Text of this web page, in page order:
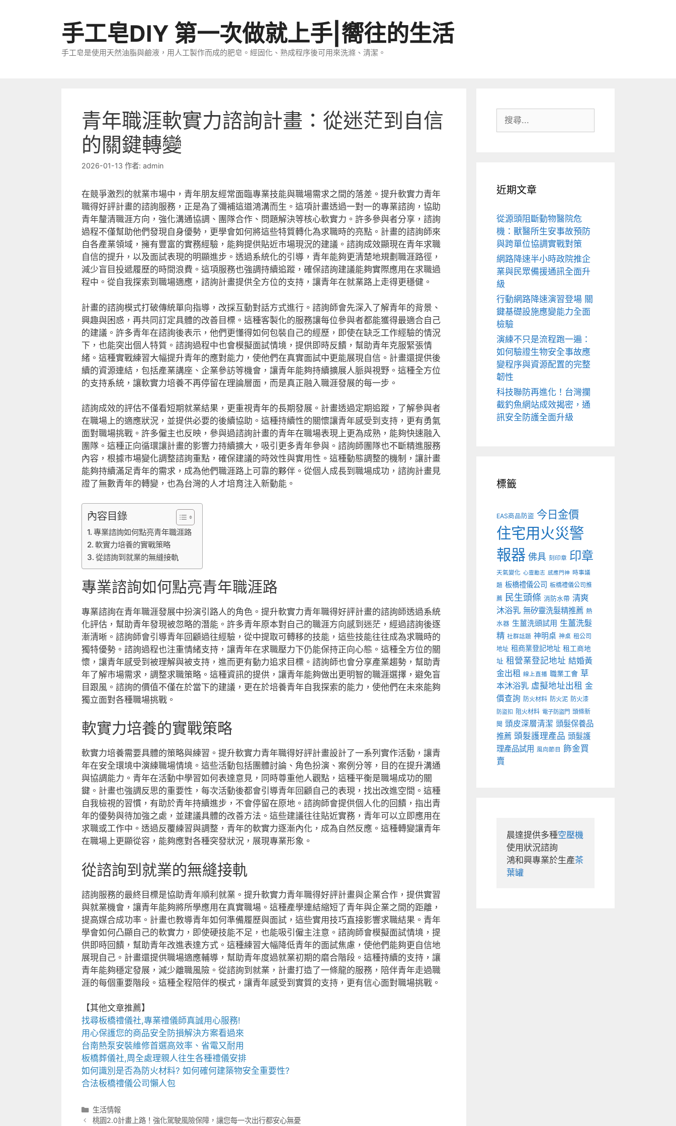
手工皂DIY 第一次做就上手|嚮往的生活
手工皂是使用天然油脂與鹼液，用人工製作而成的肥皂。經固化、熟成程序後可用來洗滌、清潔。
青年職涯軟實力諮詢計畫：從迷茫到自信
的關鍵轉變
2026-01-13 作者: admin
在競爭激烈的就業市場中，青年朋友經常面臨專業技能與職場需求之間的落差。提升軟實力青年
職得好評計畫的諮詢服務，正是為了彌補這道鴻溝而生。這項計畫透過一對一的專業諮詢，協助
青年釐清職涯方向，強化溝通協調、團隊合作、問題解決等核心軟實力。許多參與者分享，諮詢
過程不僅幫助他們發現自身優勢，更學會如何將這些特質轉化為求職時的亮點。計畫的諮詢師來
自各產業領域，擁有豐富的實務經驗，能夠提供貼近市場現況的建議。諮詢成效顯現在青年求職
自信的提升，以及面試表現的明顯進步。透過系統化的引導，青年能夠更清楚地規劃職涯路徑，
減少盲目投遞履歷的時間浪費。這項服務也強調持續追蹤，確保諮詢建議能夠實際應用在求職過
程中。從自我探索到職場適應，諮詢計畫提供全方位的支持，讓青年在就業路上走得更穩健。
計畫的諮詢模式打破傳統單向指導，改採互動對話方式進行。諮詢師會先深入了解青年的背景、
興趣與困惑，再共同訂定具體的改善目標。這種客製化的服務讓每位參與者都能獲得最適合自己
的建議。許多青年在諮詢後表示，他們更懂得如何包裝自己的經歷，即使在缺乏工作經驗的情況
下，也能突出個人特質。諮詢過程中也會模擬面試情境，提供即時反饋，幫助青年克服緊張情
緒。這種實戰練習大幅提升青年的應對能力，使他們在真實面試中更能展現自信。計畫還提供後
續的資源連結，包括產業講座、企業參訪等機會，讓青年能夠持續擴展人脈與視野。這種全方位
的支持系統，讓軟實力培養不再停留在理論層面，而是真正融入職涯發展的每一步。
諮詢成效的評估不僅看短期就業結果，更重視青年的長期發展。計畫透過定期追蹤，了解參與者
在職場上的適應狀況，並提供必要的後續協助。這種持續性的關懷讓青年感受到支持，更有勇氣
面對職場挑戰。許多僱主也反映，參與過諮詢計畫的青年在職場表現上更為成熟，能夠快速融入
團隊。這種正向循環讓計畫的影響力持續擴大，吸引更多青年參與。諮詢師團隊也不斷精進服務
內容，根據市場變化調整諮詢重點，確保建議的時效性與實用性。這種動態調整的機制，讓計畫
能夠持續滿足青年的需求，成為他們職涯路上可靠的夥伴。從個人成長到職場成功，諮詢計畫見
證了無數青年的轉變，也為台灣的人才培育注入新動能。
內容目錄
專業諮詢如何點亮青年職涯路
軟實力培養的實戰策略
從諮詢到就業的無縫接軌
專業諮詢如何點亮青年職涯路
專業諮詢在青年職涯發展中扮演引路人的角色。提升軟實力青年職得好評計畫的諮詢師透過系統
化評估，幫助青年發現被忽略的潛能。許多青年原本對自己的職涯方向感到迷茫，經過諮詢後逐
漸清晰。諮詢師會引導青年回顧過往經驗，從中提取可轉移的技能，這些技能往往成為求職時的
獨特優勢。諮詢過程也注重情緒支持，讓青年在求職壓力下仍能保持正向心態。這種全方位的關
懷，讓青年感受到被理解與被支持，進而更有動力追求目標。諮詢師也會分享產業趨勢，幫助青
年了解市場需求，調整求職策略。這種資訊的提供，讓青年能夠做出更明智的職涯選擇，避免盲
目跟風。諮詢的價值不僅在於當下的建議，更在於培養青年自我探索的能力，使他們在未來能夠
獨立面對各種職場挑戰。
軟實力培養的實戰策略
軟實力培養需要具體的策略與練習。提升軟實力青年職得好評計畫設計了一系列實作活動，讓青
年在安全環境中演練職場情境。這些活動包括團體討論、角色扮演、案例分等，目的在提升溝通
與協調能力。青年在活動中學習如何表達意見，同時尊重他人觀點，這種平衡是職場成功的關
鍵。計畫也強調反思的重要性，每次活動後都會引導青年回顧自己的表現，找出改進空間。這種
自我檢視的習慣，有助於青年持續進步，不會停留在原地。諮詢師會提供個人化的回饋，指出青
年的優勢與待加強之處，並建議具體的改善方法。這些建議往往貼近實務，青年可以立即應用在
求職或工作中。透過反覆練習與調整，青年的軟實力逐漸內化，成為自然反應。這種轉變讓青年
在職場上更顯從容，能夠應對各種突發狀況，展現專業形象。
從諮詢到就業的無縫接軌
諮詢服務的最終目標是協助青年順利就業。提升軟實力青年職得好評計畫與企業合作，提供實習
與就業機會，讓青年能夠將所學應用在真實職場。這種產學連結縮短了青年與企業之間的距離，
提高媒合成功率。計畫也教導青年如何準備履歷與面試，這些實用技巧直接影響求職結果。青年
學會如何凸顯自己的軟實力，即使硬技能不足，也能吸引僱主注意。諮詢師會模擬面試情境，提
供即時回饋，幫助青年改進表達方式。這種練習大幅降低青年的面試焦慮，使他們能夠更自信地
展現自己。計畫還提供職場適應輔導，幫助青年度過就業初期的磨合階段。這種持續的支持，讓
青年能夠穩定發展，減少離職風險。從諮詢到就業，計畫打造了一條龍的服務，陪伴青年走過職
涯的每個重要階段。這種全程陪伴的模式，讓青年感受到實質的支持，更有信心面對職場挑戰。
【其他文章推薦】
找尋板橋禮儀社,專業禮儀師真誠用心服務!
用心保護您的商品安全 防損解決方案看過來
台南熱泵安裝維修首選高效率、省電又耐用
板橋葬儀社,周全處理親人往生各種禮儀安排
如何識別是否為 防火材料? 如何確何建築物安全重要性?
合法板橋禮儀公司懶人包
分
類
生活情報
桃園2.0計畫上路！強化駕駛風險保障，讓您每一次出行都安心無憂
尋:
近期文章
從源頭阻斷動物醫院危
機：獸醫所生安事故預防
與跨單位協調實戰對策
網路降速半小時政院推企
業與民眾備援通訊全面升
級
行動網路降速演習登場 關
鍵基礎設施應變能力全面
檢驗
演練不只是流程跑一遍：
如何驗證生物安全事故應
變程序與資源配置的完整
韌性
科技聯防再進化！台灣攔
截釣魚網站成效揭密，通
訊安全防護全面升級
標籤
EAS商品防盜 今日金價
住宅用火災警
報器 佛具 刻印章 印章
天氣變化 心靈勵志 感應門神 時事議
題 板橋禮儀公司 板橋禮儀公司推
薦 民生頭條 消防水帶 清爽
沐浴乳 無矽靈洗髮精推薦 熱
水器 生薑洗頭試用 生薑洗髮
精 社群話題 神明桌 神桌 租公司
地址 租商業登記地址 租工商地
址 租營業登記地址 結婚黃
金出租 線上直播 職業工會 草
本沐浴乳 虛擬地址出租 金
價查詢 防火材料 防火泥 防火漆
防盜扣 阻火材料 電子防盜門 頭條新
聞 頭皮深層清潔 頭髮保養品
推薦 頭髮護理產品 頭髮護
理產品試用 風向節目 飾金買
賣
晨達提供多種空壓機
使用狀況諮詢
鴻和興專業於生產茶
葉罐